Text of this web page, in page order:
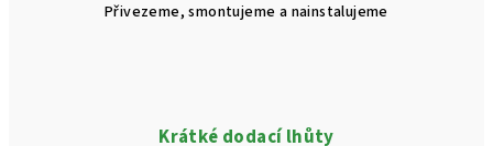
Přivezeme, smontujeme a nainstalujeme
Krátké dodací lhůty